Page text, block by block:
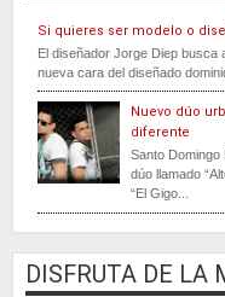
Si quieres ser modelo o
El diseñador Jorge Diep busca
nueva cara del diseñado
Nuevo dúo
diferente
Santo Domingo
dúo llamado
“El Gigo...
DISFRUTA DE LA